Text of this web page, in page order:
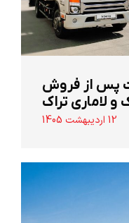
پس از فروش
لاماری تراک
12 اردیبهشت 1405